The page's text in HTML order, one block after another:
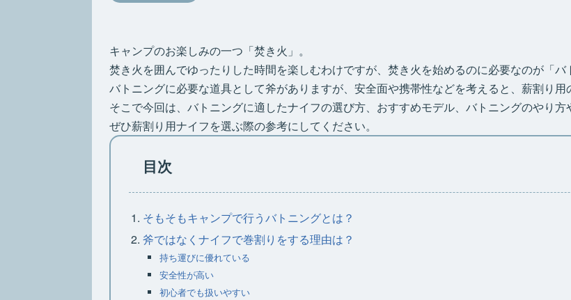
キャンプのお楽しみの一つ「焚き火」。
焚き火を囲んでゆったりした時間を楽しむわけですが、焚き火を始めるのに必要なのが「バ
バトニングに必要な道具として斧がありますが、安全面や携帯性などを考えると、薪割り用
そこで今回は、バトニングに適したナイフの選び方、おすすめモデル、バトニングのやり方
ぜひ薪割り用ナイフを選ぶ際の参考にしてください。
目次
そもそもキャンプで行うバトニングとは？
斧ではなくナイフで巻割りをする理由は？
持ち運びに優れている
安全性が高い
初心者でも扱いやすい